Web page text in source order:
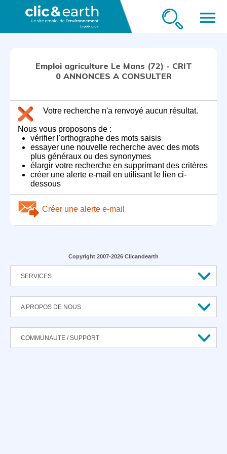
menu
Emploi agriculture Le Mans (72) - CRIT
0 ANNONCES A CONSULTER
Votre recherche n'a renvoyé aucun résultat.
Nous vous proposons de :
vérifier l'orthographe des mots saisis
essayer une nouvelle recherche avec des mots
plus généraux ou des synonymes
élargir votre recherche en supprimant des critères
créer une alerte e-mail en utilisant le lien ci-
dessous
Créer une alerte e-mail
Copyright 2007-2026 Clicandearth
SERVICES
A PROPOS DE NOUS
COMMUNAUTE / SUPPORT